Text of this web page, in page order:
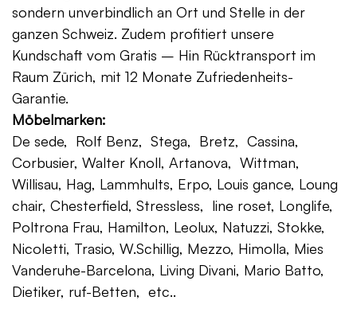
sondern unverbindlich an Ort und Stelle in der
ganzen Schweiz. Zudem profitiert unsere
Kundschaft vom Gratis – Hin Rücktransport im
Raum Zürich, mit 12 Monate Zufriedenheits-
Garantie.
Möbelmarken:
De sede, Rolf Benz, Stega, Bretz, Cassina,
Corbusier, Walter Knoll, Artanova, Wittman,
Willisau, Hag, Lammhults, Erpo, Louis gance, Loung
chair, Chesterfield, Stressless, line roset, Longlife,
Poltrona Frau, Hamilton, Leolux, Natuzzi, Stokke,
Nicoletti, Trasio, W.Schillig, Mezzo, Himolla, Mies
Vanderuhe-Barcelona, Living Divani, Mario Batto,
Dietiker, ruf-Betten, etc..